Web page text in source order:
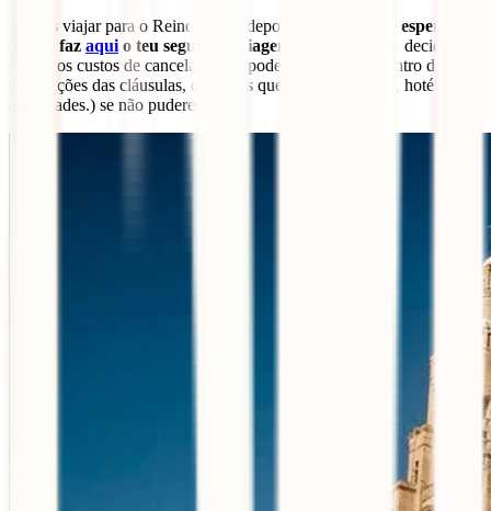
Se vais viajar para o Reino Unido depois do Brexit,
não esperes
mais e faz aquio teu seguro de viagem
. Além disso, se decidires
incluir os custos de cancelamento, poderás recuperar, dentro das
disposições das cláusulas, os custos que assumiste (voos, hotéis,
actividades.) se não puderes viajar.